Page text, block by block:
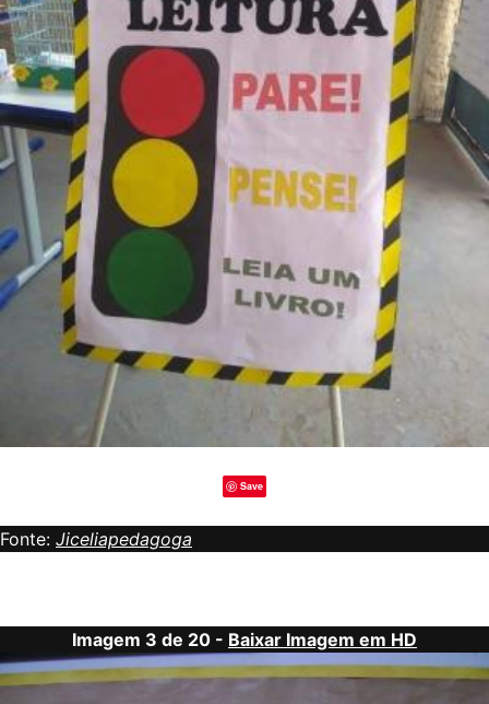
Save
Fonte: Jiceliapedagoga
Imagem 3 de 20 - Baixar Imagem em HD